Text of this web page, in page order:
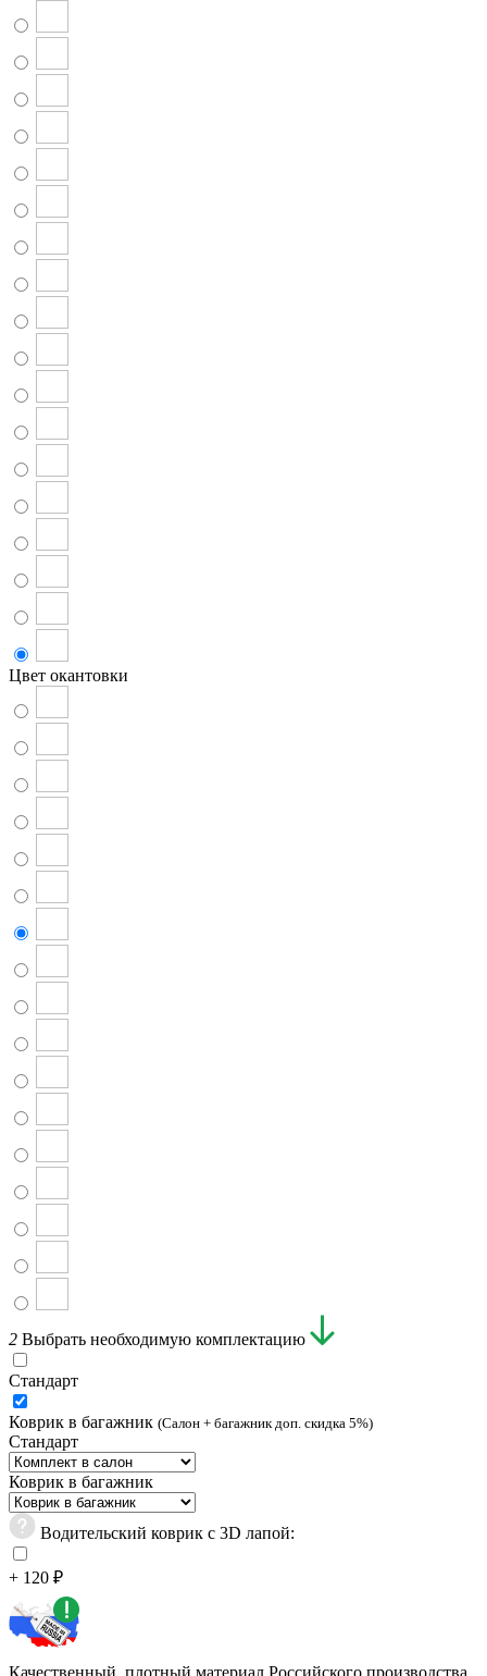
Цвет окантовки
2 Выбрать необходимую комплектацию
Стандарт
Коврик в багажник (Салон + багажник доп. скидка 5%)
Стандарт
Коврик в багажник
Водительский коврик с 3D лапой:
+ 120 ₽
Качественный, плотный материал Российского производства